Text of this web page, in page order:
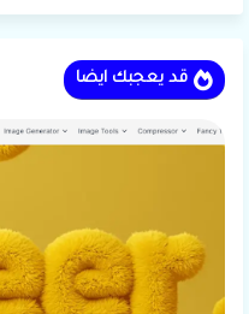
قد يعجبك ايضا